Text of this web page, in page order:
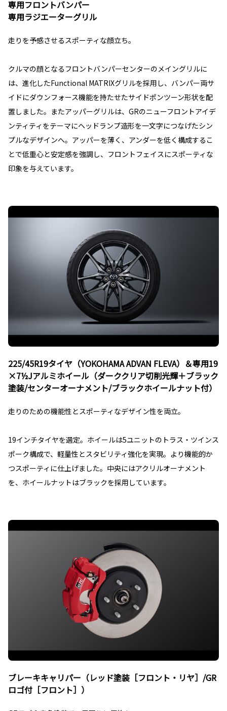
専用フロントバンパー
専用ラジエーターグリル
走りを予感させるスポーティな顔立ち。
クルマの顔となるフロントバンパーセンターのメイングリルに
は、進化したFunctional MATRIXグリルを採用し、バンパー両サ
イドにダウンフォース機能を持たせたサイドポンツーン形状を配
置しました。またアッパーグリルは、GRのニューフロントアイデ
ンティティをテーマにヘッドランプ造形を一文字につなげたシン
プルなデザインへ。アッパーを薄く、アンダーを低く構成するこ
とで低重心と安定感を強調し、フロントフェイスにスポーティな
印象を与えています。
225/45R19タイヤ（YOKOHAMA ADVAN FLEVA）＆専用19
×7½Jアルミホイール（ダーククリア切削光輝＋ブラック
塗装/センターオーナメント/ブラックホイールナット付）
走りのための機能性とスポーティなデザイン性を両立。
19インチタイヤを選定。ホイールは5ユニットのトラス・ツインス
ポーク構成で、軽量性とスタビリティ強化を実現。より機能的か
つスポーティに仕上げました。中央にはアクリルオーナメント
を、ホイールナットはブラックを採用しています。
ブレーキキャリパー（レッド塗装［フロント・リヤ］/GR
ロゴ付［フロント］）